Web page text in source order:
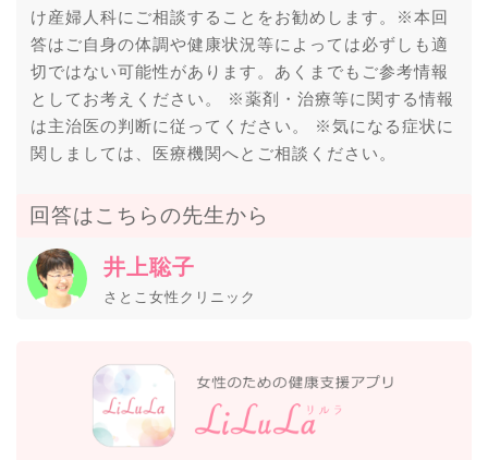
け産婦人科にご相談することをお勧めします。※本回
答はご自身の体調や健康状況等によっては必ずしも適
切ではない可能性があります。あくまでもご参考情報
としてお考えください。 ※薬剤・治療等に関する情報
は主治医の判断に従ってください。 ※気になる症状に
関しましては、医療機関へとご相談ください。
回答はこちらの先生から
井上聡子
さとこ女性クリニック